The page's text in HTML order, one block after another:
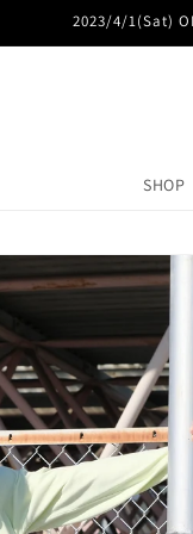
2023/4/1(Sat)
SHOP